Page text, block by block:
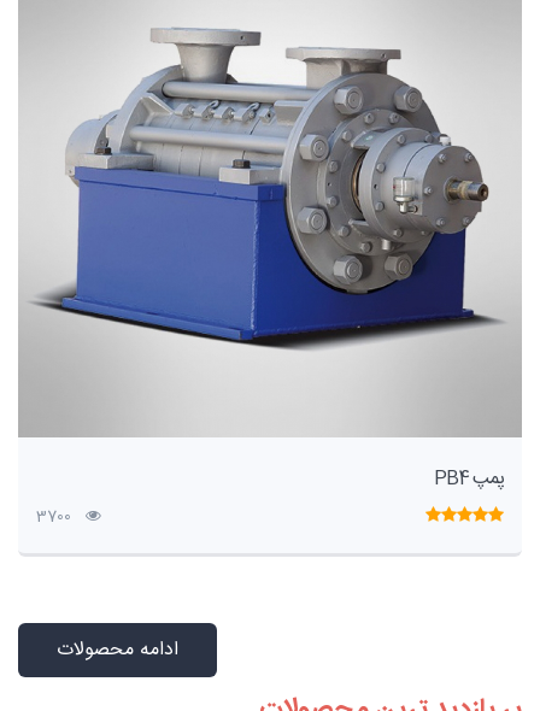
پمپ PB4
ادامه محصولات